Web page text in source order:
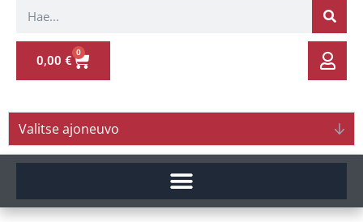
0,00 €
0
Valitse ajoneuvo